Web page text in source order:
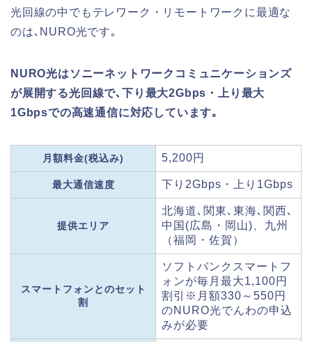
光回線の中でもテレワーク・リモートワークに最適な
のは､NURO光です｡
NURO光はソニーネットワークコミュニケーションズ
が展開する光回線で､下り最大2Gbps・上り最大
1Gbpsでの高速通信に対応しています｡
月額料金(税込み) 5,200円
最大通信速度 下り2Gbps・上り1Gbps
提供エリア
北海道､関東､東海､関西､
中国(広島・岡山)、九州
（福岡・佐賀）
スマートフォンとのセット
割
ソフトバンクスマートフ
ォンが毎月最大1,100円
割引※月額330～550円
のNURO光でんわの申込
みが必要